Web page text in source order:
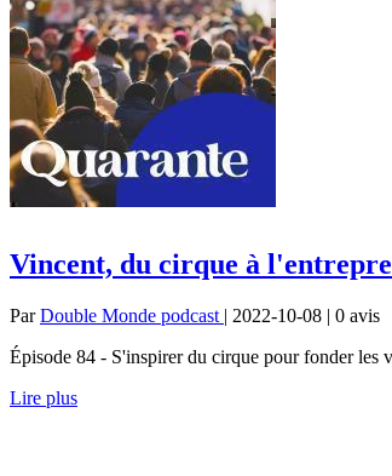
Vincent, du cirque à
ParDouble Monde podcast | 2022-10-08 | 0 avis
Épisode 84 - S'inspirer du cirque pour fonder les
Lire plus